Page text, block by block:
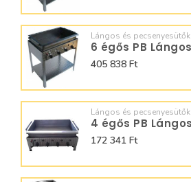
Lángos és pecsenyesütők
405 838 Ft
Lángos és pecsenyesütők
172 341 Ft